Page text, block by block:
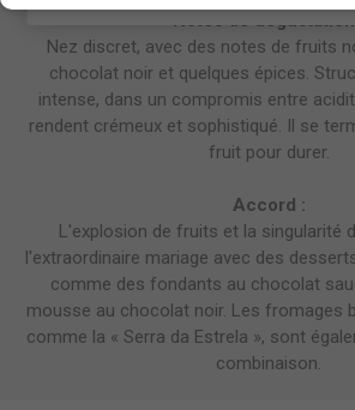
Notes de
Nez discret, avec des notes de fruits
chocolat noir et quelques épices.
intense, dans un compromis entre
rendent crémeux et sophistiqué. Il se
fruit pour durer.
Accord :
L'explosion de fruits et la singularité
l'extraordinaire mariage avec des
comme des fondants au chocolat
mousse au chocolat noir. Les fromages
comme la « Serra da Estrela », sont
combinaison.